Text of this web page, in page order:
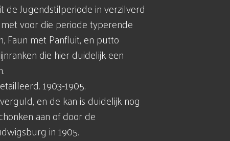
de Jugendstilperiode in verzilverd
voor die periode typerende
Faun met Panfluit, en putto
die hier duidelijk een
1903-1905.
en de kan is duidelijk nog
aan of door de
in 1905.